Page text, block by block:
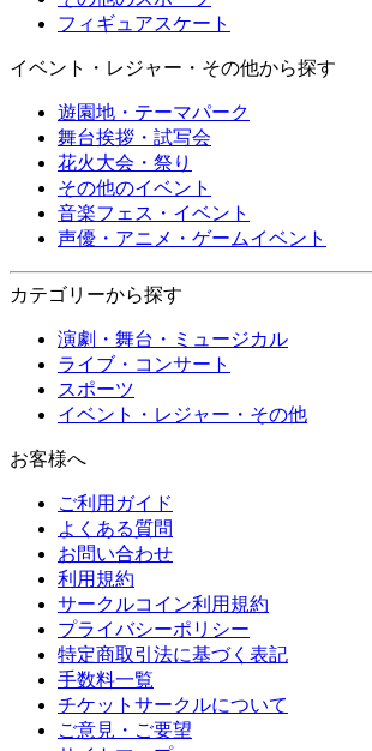
フィギュアスケート
イベント・レジャー・その他から探す
遊園地・テーマパーク
舞台挨拶・試写会
花火大会・祭り
その他のイベント
音楽フェス・イベント
声優・アニメ・ゲームイベント
カテゴリーから探す
演劇・舞台・ミュージカル
ライブ・コンサート
スポーツ
イベント・レジャー・その他
お客様へ
ご利用ガイド
よくある質問
お問い合わせ
利用規約
サークルコイン利用規約
プライバシーポリシー
特定商取引法に基づく表記
手数料一覧
チケットサークルについて
ご意見・ご要望